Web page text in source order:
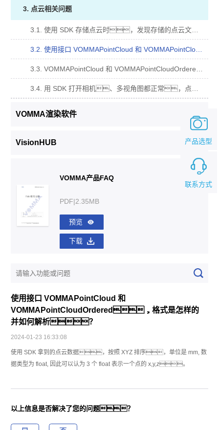
3. 点云相关问题
VOMMA渲染软件
VisionHUB
VOMMA产品FAQ
PDF|2.35MB
预览
下载
使用接口 VOMMAPointCloud 和
VOMMAPointCloudOrdered，格式是怎样的
并如何解析？
2024-01-23 16:33:08
使用 SDK 拿到的点云数据，按照 XYZ 排序，单位是 mm, 数
据类型为 float, 因此可以认为 3 个 float 表示一个点的 x,y,z。
以上信息是否解决了您的问题？
联系方式
产品选型